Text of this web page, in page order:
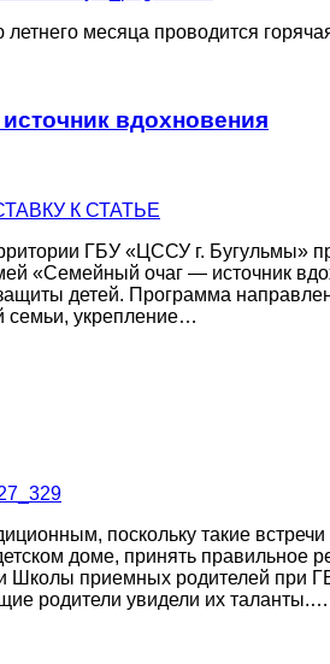
месяца проводится
вдохновения
ГБУ «ЦССУ г. Бугульмы»
«Семейный очаг — источник
детей. Программа
семьи, укрепление…
поскольку такие
доме, принять правильное
Школы приемных родителей при
родители увидели их таланты.…